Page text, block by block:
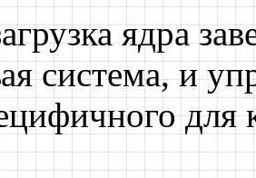
ядра
система, и
для